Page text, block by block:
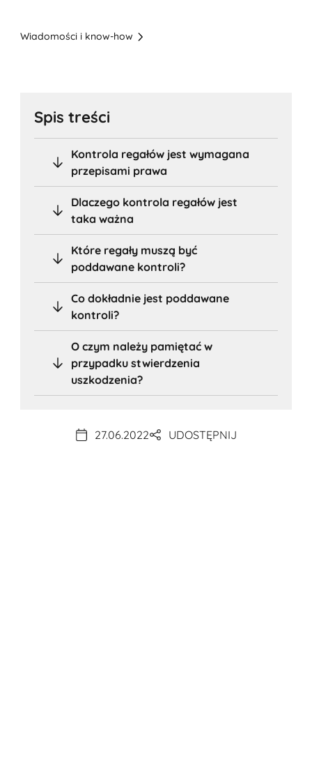
Wiadomości i know-how
Spis treści
Kontrola regałów jest wymagana
przepisami prawa
Dlaczego kontrola regałów jest
taka ważna
Które regały muszą być
poddawane kontroli?
Co dokładnie jest poddawane
kontroli?
O czym należy pamiętać w
przypadku stwierdzenia
uszkodzenia?
27.06.2022 UDOSTĘPNIJ